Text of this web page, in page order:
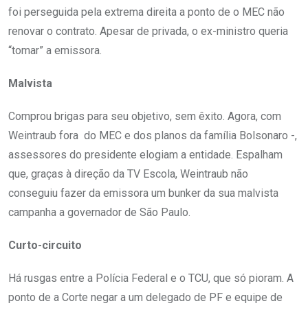
foi perseguida pela extrema direita a ponto de o MEC não
renovar o contrato. Apesar de privada, o ex-ministro queria
“tomar” a emissora.
Malvista
Comprou brigas para seu objetivo, sem êxito. Agora, com
Weintraub fora ­ do MEC e dos planos da família Bolsonaro -,
assessores do presidente elogiam a entidade. Espalham
que, graças à direção da TV Escola, Weintraub não
conseguiu fazer da emissora um bunker da sua malvista
campanha a governador de São Paulo.
Curto-circuito
Há rusgas entre a Polícia Federal e o TCU, que só pioram. A
ponto de a Corte negar a um delegado de PF e equipe de